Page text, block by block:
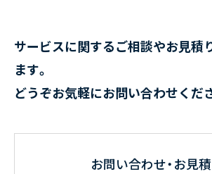
サービスに関するご相談やお見積
ます。
どうぞお気軽にお問い合わせくだ
お問い合わせ・お見